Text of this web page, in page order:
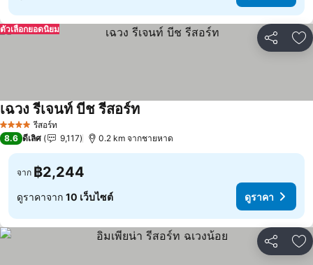
แชร์ เ
ตัวเลือกยอดนิยม
4 ดาว รีสอร์ท
เฉวง รีเจนท์ บีช รีสอร์ท
8.6 ดีเลิศ 9,117 0.2 km จากชายหาด
จาก ฿2,244
ดูราคาจาก 10 เว็บไซต์ ดูราคา
แชร์ เ